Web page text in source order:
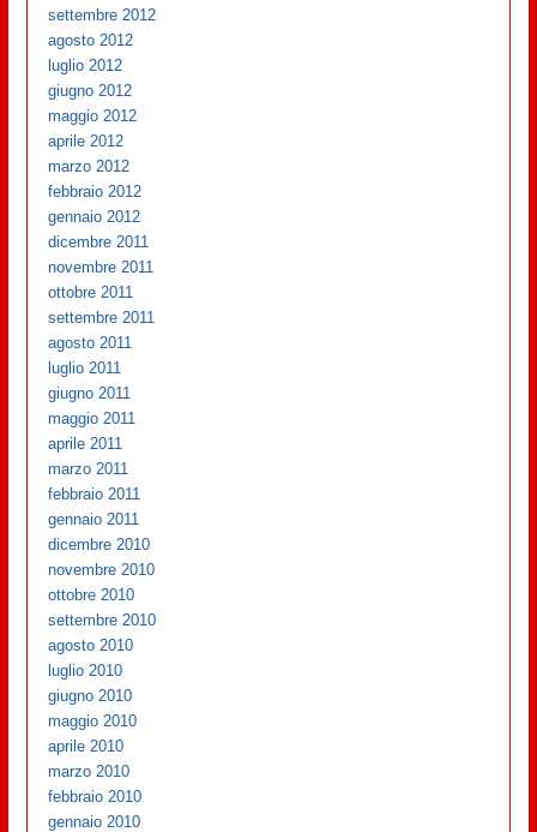
settembre 2012
agosto 2012
luglio 2012
giugno 2012
maggio 2012
aprile 2012
marzo 2012
febbraio 2012
gennaio 2012
dicembre 2011
novembre 2011
ottobre 2011
settembre 2011
agosto 2011
luglio 2011
giugno 2011
maggio 2011
aprile 2011
marzo 2011
febbraio 2011
gennaio 2011
dicembre 2010
novembre 2010
ottobre 2010
settembre 2010
agosto 2010
luglio 2010
giugno 2010
maggio 2010
aprile 2010
marzo 2010
febbraio 2010
gennaio 2010